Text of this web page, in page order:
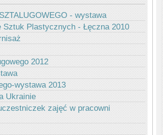
- wystawa
Sztuk Plastycznych - Łęczna 2010
2012
wystawa 2013
Ukrainie
zajęć w pracowni